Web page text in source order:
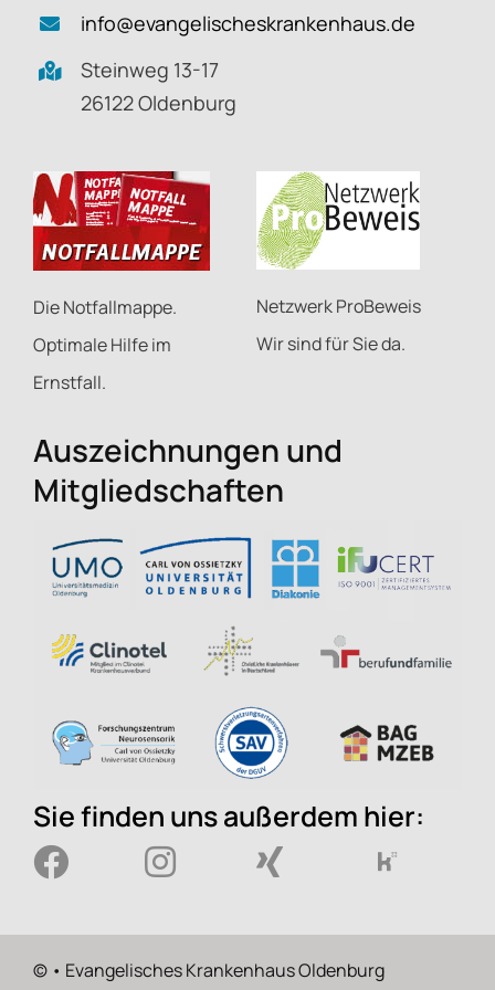
info@evangelischeskrankenhaus.de
Steinweg 13-17
26122 Oldenburg
Die Notfallmappe.
Optimale Hilfe im
Ernstfall.
Netzwerk ProBeweis
Wir sind für Sie da.
Auszeichnungen und
Mitgliedschaften
Sie finden uns außerdem hier:
© • Evangelisches Krankenhaus Oldenburg